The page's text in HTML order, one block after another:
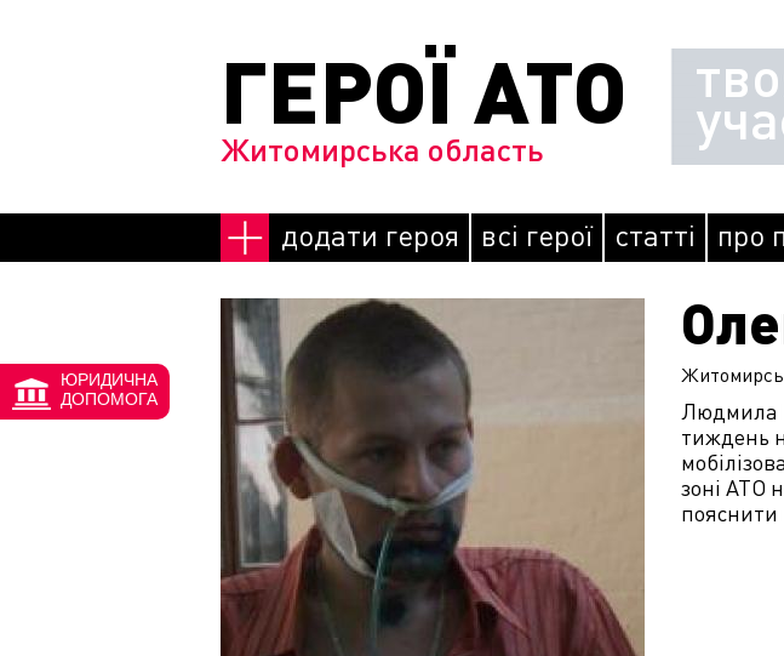
ГЕРОЇ АТО
Житомирська область
додати героя всі герої статті про
Людмила
тиждень
зоні АТО
пояснити
Сторінки
ЮРИДИЧНА
ДОПОМОГА